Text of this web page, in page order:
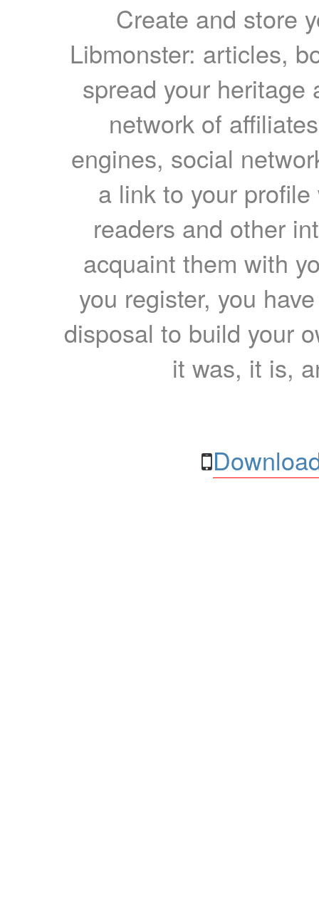
Create and store
Libmonster: articles,
spread your heritage
network of
engines, social
a link to your
readers and other
acquaint them with
you register, you
disposal to build your
it was, it is,